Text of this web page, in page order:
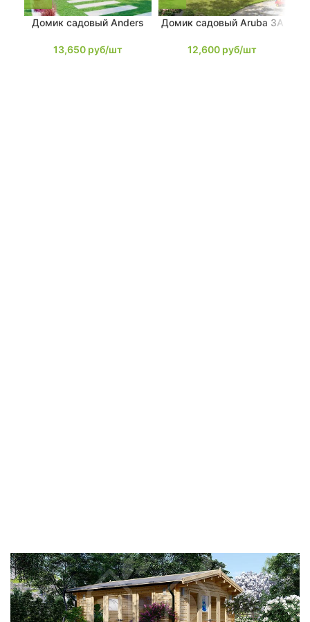
Домик садовый Anders
13,650 руб/шт
Домик садовый Aruba 3A
12,600 руб/шт